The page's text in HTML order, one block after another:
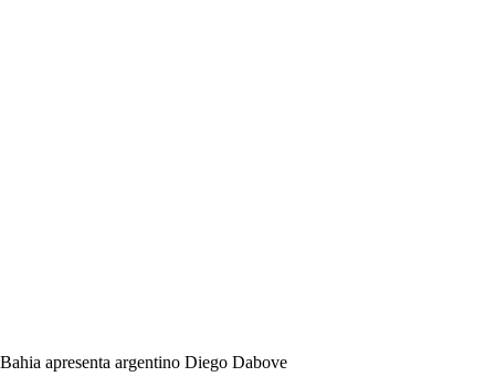
Bahia apresenta argentino Diego Dabove